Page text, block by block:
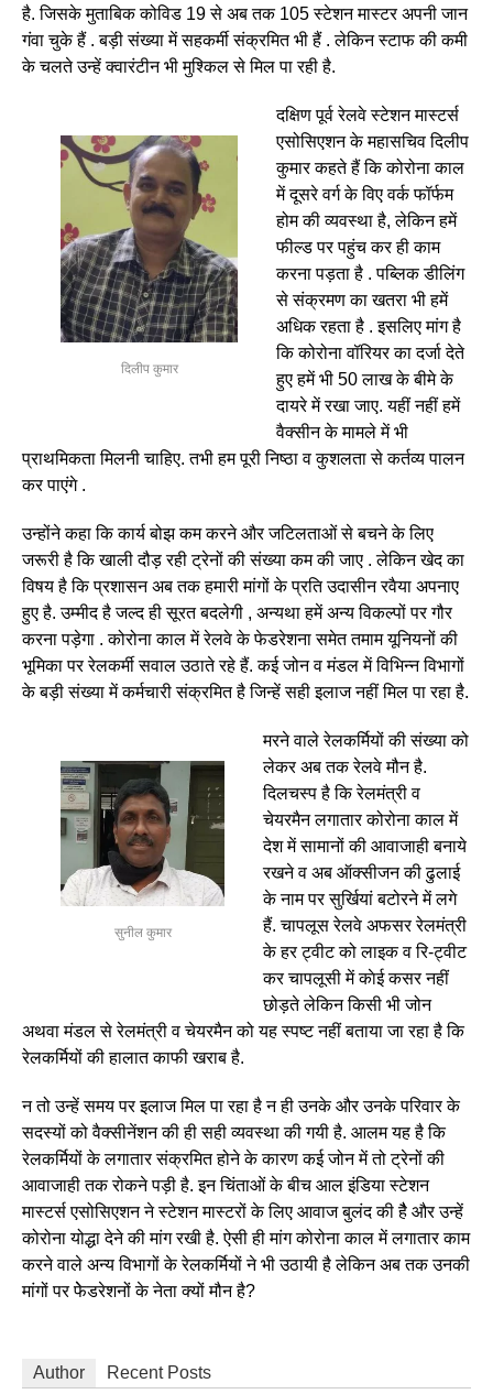
है. जिसके मुताबिक कोविड 19 से अब तक 105 स्टेशन मास्टर अपनी जान
गंवा चुके हैं . बड़ी संख्या में सहकर्मी संक्रमित भी हैं . लेकिन स्टाफ की कमी
के चलते उन्हें क्वारंटीन भी मुश्किल से मिल पा रही है.
दिलीप कुमार
दक्षिण पूर्व रेलवे स्टेशन मास्टर्स
एसोसिएशन के महासचिव दिलीप
कुमार कहते हैं कि कोरोना काल
में दूसरे वर्ग के विए वर्क फॉर्फम
होम की व्यवस्था है, लेकिन हमें
फील्ड पर पहुंच कर ही काम
करना पड़ता है . पब्लिक डीलिंग
से संक्रमण का खतरा भी हमें
अधिक रहता है . इसलिए मांग है
कि कोरोना वॉरियर का दर्जा देते
हुए हमें भी 50 लाख के बीमे के
दायरे में रखा जाए. यहीं नहीं हमें
वैक्सीन के मामले में भी
प्राथमिकता मिलनी चाहिए. तभी हम पूरी निष्ठा व कुशलता से कर्तव्य पालन
कर पाएंगे .
उन्होंने कहा कि कार्य बोझ कम करने और जटिलताओं से बचने के लिए
जरूरी है कि खाली दौड़ रही ट्रेनों की संख्या कम की जाए . लेकिन खेद का
विषय है कि प्रशासन अब तक हमारी मांगों के प्रति उदासीन रवैया अपनाए
हुए है. उम्मीद है जल्द ही सूरत बदलेगी , अन्यथा हमें अन्य विकल्पों पर गौर
करना पड़ेगा . कोरोना काल में रेलवे के फेडरेशना समेत तमाम यूनियनों की
भूमिका पर रेलकर्मी सवाल उठाते रहे हैं. कई जोन व मंडल में विभिन्न विभागों
के बड़ी संख्या में कर्मचारी संक्रमित है जिन्हें सही इलाज नहीं मिल पा रहा है.
सुनील कुमार
मरने वाले रेलकर्मियों की संख्या को
लेकर अब तक रेलवे मौन है.
दिलचस्प है कि रेलमंत्री व
चेयरमैन लगातार कोरोना काल में
देश में सामानों की आवाजाही बनाये
रखने व अब ऑक्सीजन की ढुलाई
के नाम पर सुर्खियां बटोरने में लगे
हैं. चापलूस रेलवे अफसर रेलमंत्री
के हर ट्वीट को लाइक व रि-ट्वीट
कर चापलूसी में काेई कसर नहीं
छोड़ते लेकिन किसी भी जोन
अथवा मंडल से रेलमंत्री व चेयरमैन को यह स्पष्ट नहीं बताया जा रहा है कि
रेलकर्मियों की हालात काफी खराब है.
न तो उन्हें समय पर इलाज मिल पा रहा है न ही उनके और उनके परिवार के
सदस्यों को वैक्सीनेंशन की ही सही व्यवस्था की गयी है. आलम यह है कि
रेलकर्मियों के लगातार संक्रमित होने के कारण कई जोन में तो ट्रेनों की
आवाजाही तक रोकने पड़ी है. इन चिंताओं के बीच आल इंडिया स्टेशन
मास्टर्स एसोसिएशन ने स्टेशन मास्टरों के लिए आवाज बुलंद की हैै और उन्हें
कोरोना योद्धा देने की मांग रखी है. ऐसी ही मांग कोरोना काल में लगातार काम
करने वाले अन्य विभागों के रेलकर्मियों ने भी उठायी है लेकिन अब तक उनकी
मांगों पर फेेडरेशनों के नेता क्यों मौन है?
Author Recent Posts